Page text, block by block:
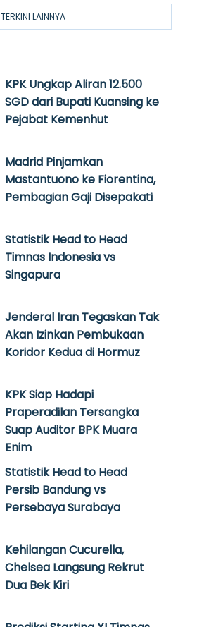
TERKINI LAINNYA
KPK Ungkap Aliran 12.500
SGD dari Bupati Kuansing ke
Pejabat Kemenhut
Madrid Pinjamkan
Mastantuono ke Fiorentina,
Pembagian Gaji Disepakati
Statistik Head to Head
Timnas Indonesia vs
Singapura
Jenderal Iran Tegaskan Tak
Akan Izinkan Pembukaan
Koridor Kedua di Hormuz
KPK Siap Hadapi
Praperadilan Tersangka
Suap Auditor BPK Muara
Enim
Statistik Head to Head
Persib Bandung vs
Persebaya Surabaya
Kehilangan Cucurella,
Chelsea Langsung Rekrut
Dua Bek Kiri